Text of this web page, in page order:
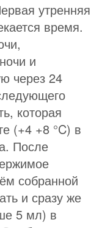
утренняя
время.
и
через 24
которая
(+4 +8 °C) в
После
собранной
и сразу же
5 мл) в